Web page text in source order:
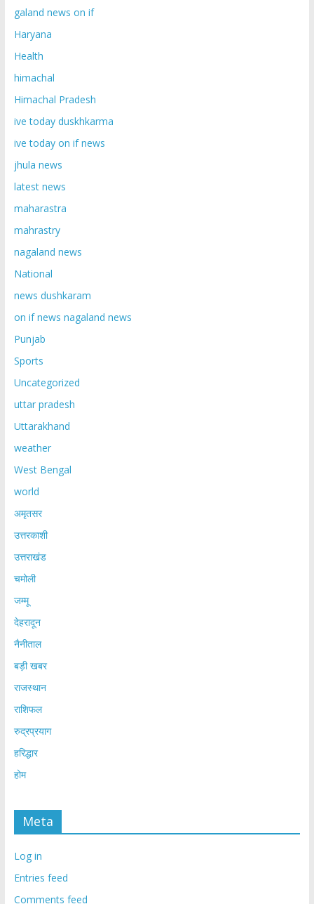
galand news on if
Haryana
Health
himachal
Himachal Pradesh
ive today duskhkarma
ive today on if news
jhula news
latest news
maharastra
mahrastry
nagaland news
National
news dushkaram
on if news nagaland news
Punjab
Sports
Uncategorized
uttar pradesh
Uttarakhand
weather
West Bengal
world
अमृतसर
उत्तरकाशी
उत्तराखंड
चमोली
जम्मू
देहरादून
नैनीताल
बड़ी खबर
राजस्थान
राशिफल
रुद्रप्रयाग
हरिद्धार
होम
Meta
Log in
Entries feed
Comments feed